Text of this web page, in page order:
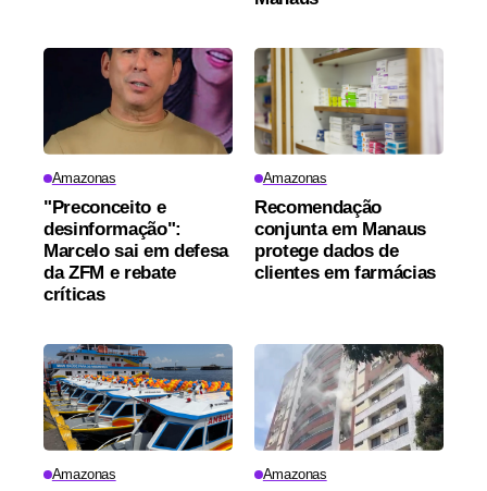
Amazonas
"Preconceito e
desinformação":
Marcelo sai em defesa
da ZFM e rebate
críticas
Amazonas
Recomendação
conjunta em Manaus
protege dados de
clientes em farmácias
Amazonas Amazonas